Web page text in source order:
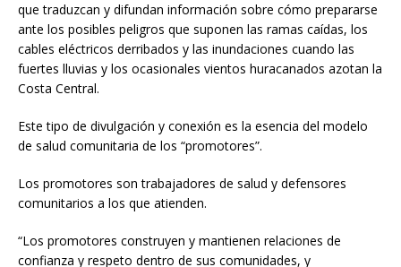
que traduzcan y difundan información sobre cómo prepararse
ante los posibles peligros que suponen las ramas caídas, los
cables eléctricos derribados y las inundaciones cuando las
fuertes lluvias y los ocasionales vientos huracanados azotan la
Costa Central.
Este tipo de divulgación y conexión es la esencia del modelo
de salud comunitaria de los “promotores”.
Los promotores son trabajadores de salud y defensores
comunitarios a los que atienden.
“Los promotores construyen y mantienen relaciones de
confianza y respeto dentro de sus comunidades, y